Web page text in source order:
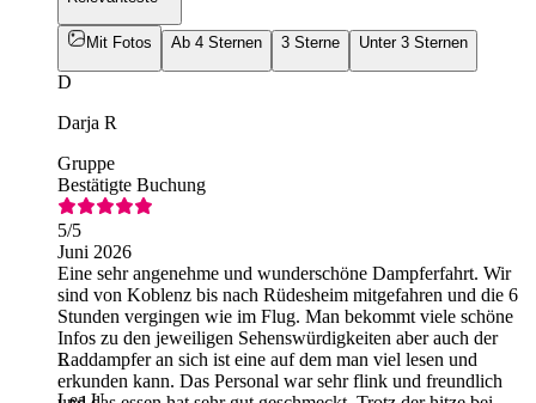
Mit Fotos Ab 4 Sternen 3 Sterne Unter 3 Sternen
D
Darja R
Gruppe
Bestätigte Buchung
5/5
Juni 2026
Eine sehr angenehme und wunderschöne Dampferfahrt. Wir
sind von Koblenz bis nach Rüdesheim mitgefahren und die 6
Stunden vergingen wie im Flug. Man bekommt viele schöne
Infos zu den jeweiligen Sehenswürdigkeiten aber auch der
Raddampfer an sich ist eine auf dem man viel lesen und
erkunden kann. Das Personal war sehr flink und freundlich
L